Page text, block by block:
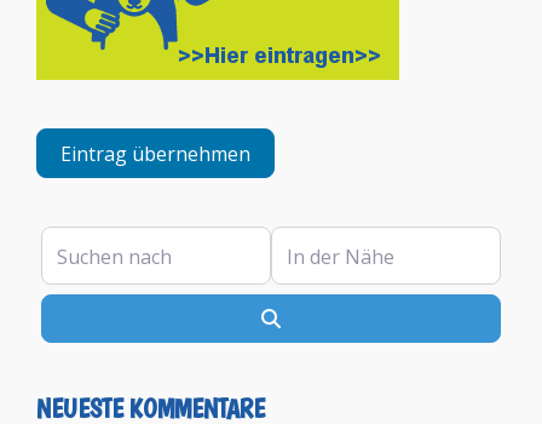
Eintrag übernehmen
Suchen nach In der Nähe
NEUESTE KOMMENTARE